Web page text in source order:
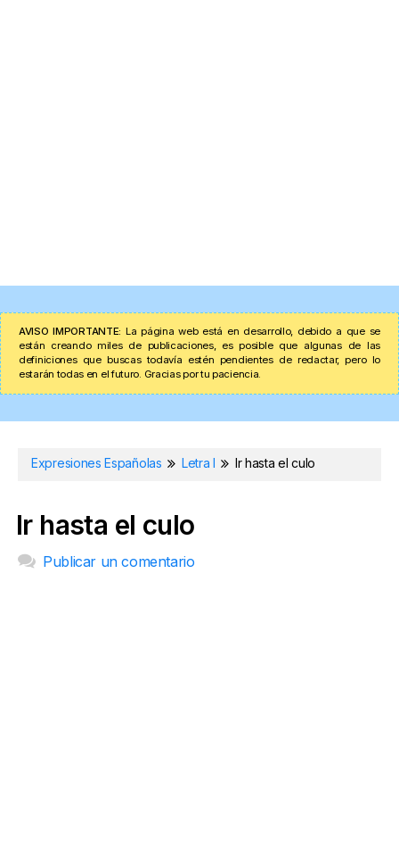
AVISO IMPORTANTE: La página web está en desarrollo, debido a que se
están creando miles de publicaciones, es posible que algunas de las
definiciones que buscas todavía estén pendientes de redactar, pero lo
estarán todas en el futuro. Gracias por tu paciencia.
Expresiones Españolas Letra I Ir hasta el culo
Ir hasta el culo
Publicar un comentario